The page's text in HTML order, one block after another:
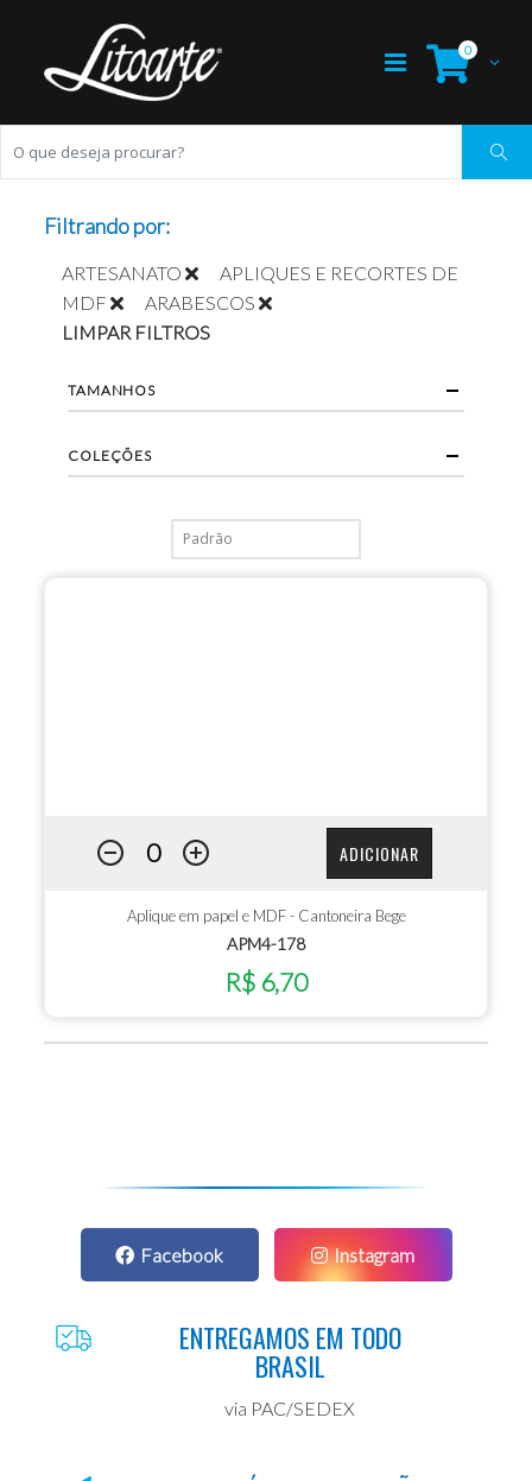
0
ADICIONAR
Aplique em papel e MDF - Cantoneira Bege
APM4-178
R$ 6,70
Filtrando por:
ARTESANATO
APLIQUES E RECORTES DE
MDF
ARABESCOS
LIMPAR FILTROS
TAMANHOS
COLEÇÕES
Facebook Instagram
ENTREGAMOS EM TODO
BRASIL
via PAC/SEDEX